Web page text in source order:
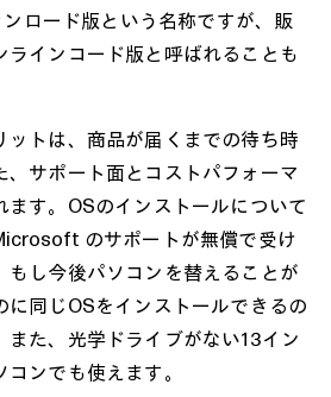
ロード版という名称ですが、販
ラインコード版と呼ばれることも
ットは、商品が届くまでの待ち時
、サポート面とコストパフォーマ
ます。OSのインストールについて
のサポートが無償で受け
もし今後パソコンを替えることが
に同じOSをインストールできるの
また、光学ドライブがない13イン
ンでも使えます。